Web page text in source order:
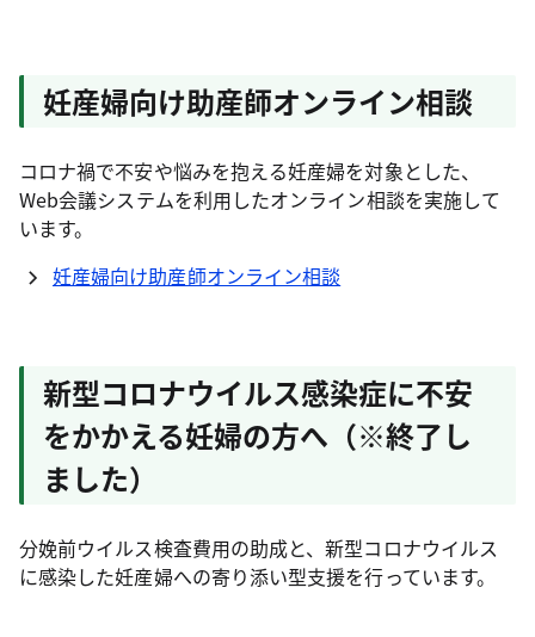
妊産婦向け助産師オンライン相談
コロナ禍で不安や悩みを抱える妊産婦を対象とした、
Web会議システムを利用したオンライン相談を実施して
います。
妊産婦向け助産師オンライン相談
新型コロナウイルス感染症に不安
をかかえる妊婦の方へ（※終了し
ました）
分娩前ウイルス検査費用の助成と、新型コロナウイルス
に感染した妊産婦への寄り添い型支援を行っています。